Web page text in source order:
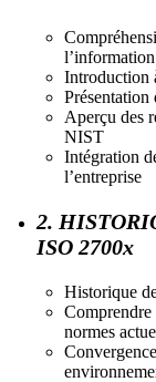
l’information
Introduction
Présentation
Aperçu des
NIST
Intégration
l’entreprise
2.
ISO 2700x
Historique
Comprendre
normes